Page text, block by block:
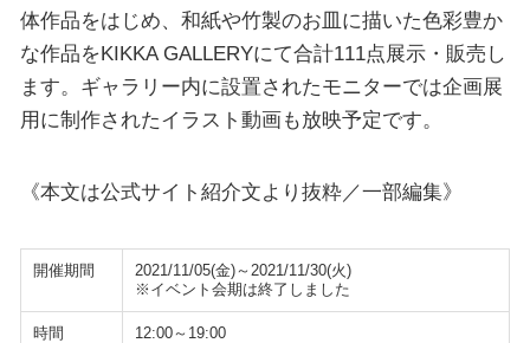
体作品をはじめ、和紙や竹製のお皿に描いた色彩豊か
な作品をKIKKA GALLERYにて合計111点展示・販売し
ます。ギャラリー内に設置されたモニターでは企画展
用に制作されたイラスト動画も放映予定です。
《本文は公式サイト紹介文より抜粋／一部編集》
開催期間
2021/11/05(金)～2021/11/30(火)
※イベント会期は終了しました
時間 12:00～19:00